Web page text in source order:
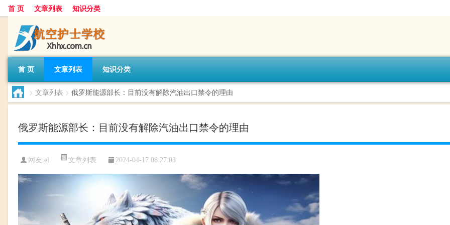
首 页 文章列表 知识分类
首 页 文章列表 知识分类
> 文章列表 > 俄罗斯能源部长：目前没有解除汽油出口禁令的理由
俄罗斯能源部长：目前没有解除汽油出口禁令的理由
网友:el 文章列表 2024-04-17 08:27:03